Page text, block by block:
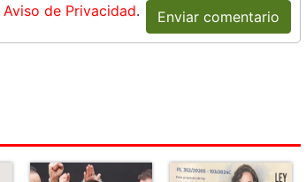
Aviso de Privacidad. Enviar comentario